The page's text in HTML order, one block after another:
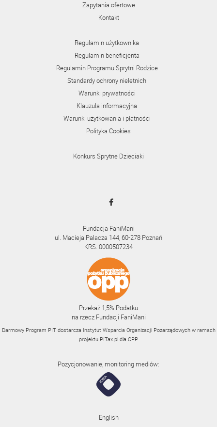
Zapytania ofertowe
Kontakt
Regulamin użytkownika
Regulamin beneficjenta
Regulamin Programu Sprytni Rodzice
Standardy ochrony nieletnich
Warunki prywatności
Klauzula informacyjna
Warunki użytkowania i płatności
Polityka Cookies
Konkurs Sprytne Dzieciaki
Fundacja FaniMani
ul. Macieja Palacza 144, 60-278 Poznań
KRS: 0000507234
Przekaż 1,5% Podatku
na rzecz Fundacji FaniMani
Darmowy Program PIT dostarcza Instytut Wsparcia Organizacji Pozarządowych w ramach
projektu PITax.pl dla OPP
Pozycjonowanie, monitoring mediów:
English